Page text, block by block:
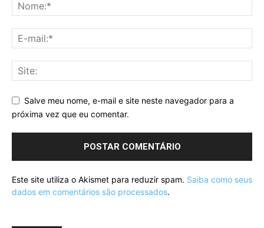
Salve meu nome, e-mail e site neste navegador para a
próxima vez que eu comentar.
Este site utiliza o Akismet para reduzir spam. Saiba como seus
dados em comentários são processados.